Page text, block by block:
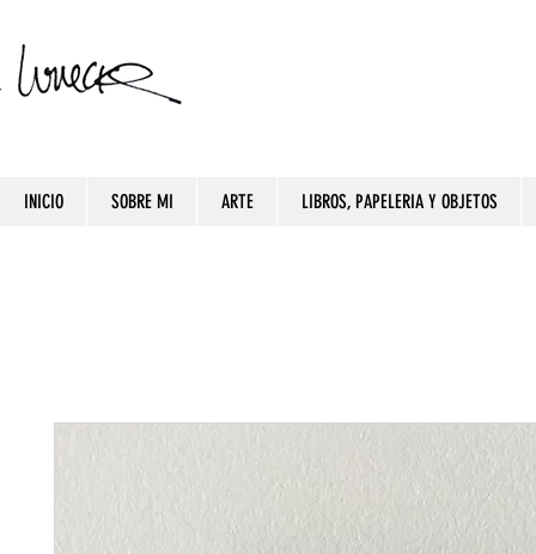
INICIO SOBRE MI ARTE LIBROS, PAPELERIA Y OBJETOS